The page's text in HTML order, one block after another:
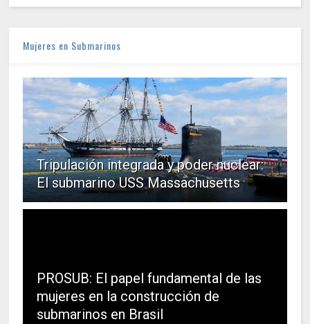
Mujeres en Submarinos
Tripulación integrada y poder nuclear:
El submarino USS Massachusetts
PROSUB: El papel fundamental de las
mujeres en la construcción de
submarinos en Brasil